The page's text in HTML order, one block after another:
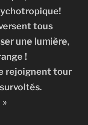
tous
une lumière,
!
rejoignent tour